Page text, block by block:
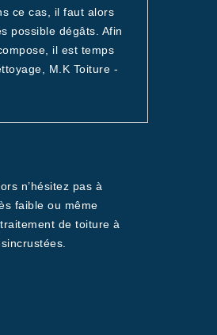
ce cas, il faut alors
possible dégâts. Afin
il est temps
M.K Toiture -
n’hésitez pas à
faible ou même
de toiture à